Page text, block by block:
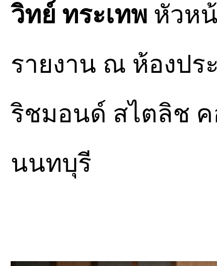
วิทย์ ทระเทพ หัวห
รายงาน ณ ห้องปร
ริชมอนด์ สไตลิช ค
นนทบุรี